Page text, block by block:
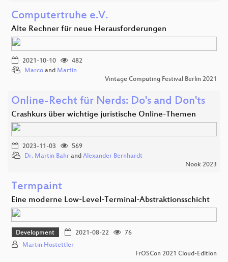
Computertruhe e.V.
Alte Rechner für neue Herausforderungen
2021-10-10
482
Marco and Martin
Vintage Computing Festival Berlin 2021
Online-Recht für Nerds: Do's and Don'ts
Crashkurs über wichtige juristische Online-Themen
2023-11-03
569
Dr. Martin Bahr and Alexander Bernhardt
Nook 2023
Termpaint
Eine moderne Low-Level-Terminal-Abstraktionsschicht
Development 2021-08-22
76
Martin Hostettler
FrOSCon 2021 Cloud-Edition